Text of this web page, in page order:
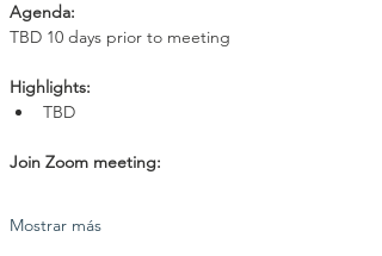
Agenda:
TBD 10 days prior to meeting
Highlights:
TBD
Join Zoom meeting:
Mostrar más